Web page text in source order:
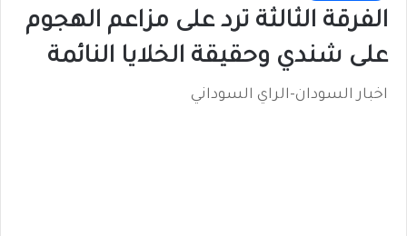
الفرقة الثالثة ترد على مزاعم الهجوم
على شندي وحقيقة الخلايا النائمة
اخبار السودان-الراي السوداني